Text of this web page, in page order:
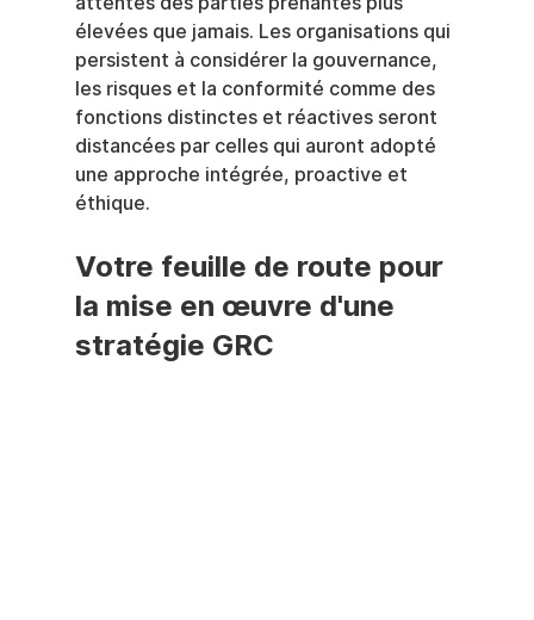
élevées que jamais. Les organisations qui
persistent à considérer la gouvernance,
les risques et la conformité comme des
fonctions distinctes et réactives seront
distancées par celles qui auront adopté
une approche intégrée, proactive et
éthique.
Votre feuille de route pour
la mise en œuvre d'une
stratégie GRC